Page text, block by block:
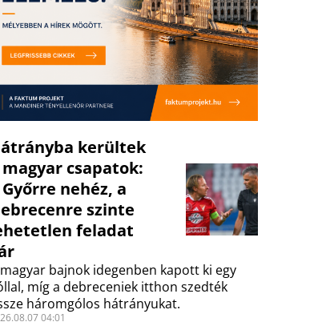
kerültek
csapatok:
nehéz, a
szinte
feladat
bajnok idegenben kapott ki egy
míg a debreceniek itthon szedték
háromgólos hátrányukat.
04:01